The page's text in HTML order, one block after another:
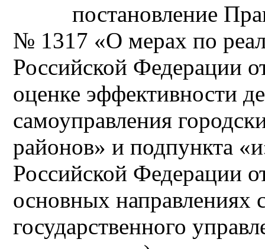
постановление
№ 1317 «О мерах по
Российской Федерации
оценке эффективности
самоуправления
районов» и подпункта
Российской Федерации
основных направлениях
государственного